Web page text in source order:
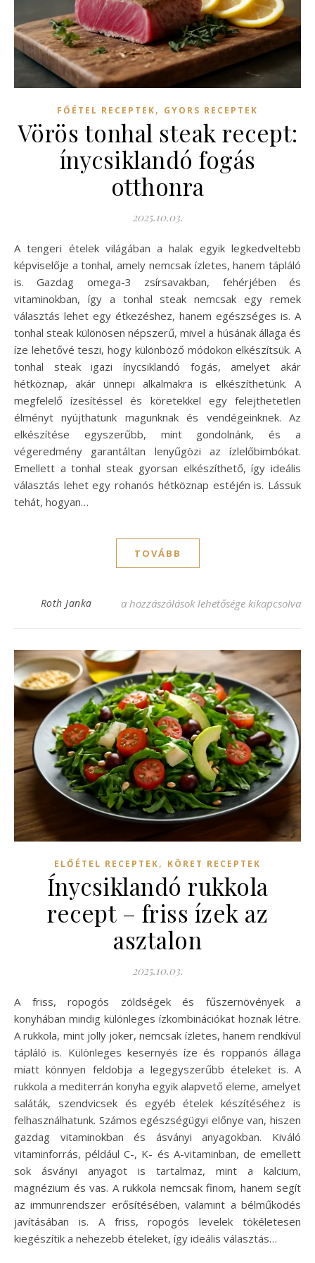
FŐÉTEL RECEPTEK, GYORS RECEPTEK
Vörös tonhal steak recept:
ínycsiklandó fogás
otthonra
2025.10.03.
A tengeri ételek világában a halak egyik legkedveltebb
képviselője a tonhal, amely nemcsak ízletes, hanem tápláló
is. Gazdag omega-3 zsírsavakban, fehérjében és
vitaminokban, így a tonhal steak nemcsak egy remek
választás lehet egy étkezéshez, hanem egészséges is. A
tonhal steak különösen népszerű, mivel a húsának állaga és
íze lehetővé teszi, hogy különböző módokon elkészítsük. A
tonhal steak igazi ínycsiklandó fogás, amelyet akár
hétköznap, akár ünnepi alkalmakra is elkészíthetünk. A
megfelelő ízesítéssel és köretekkel egy felejthetetlen
élményt nyújthatunk magunknak és vendégeinknek. Az
elkészítése egyszerűbb, mint gondolnánk, és a
végeredmény garantáltan lenyűgözi az ízlelőbimbókat.
Emellett a tonhal steak gyorsan elkészíthető, így ideális
választás lehet egy rohanós hétköznap estéjén is. Lássuk
tehát, hogyan…
TOVÁBB
Roth Janka Vörös tonhal steak recept: ínycsiklandó
a hozzászólások lehetősége kikapcsolva
ELŐÉTEL RECEPTEK, KÖRET RECEPTEK
Ínycsiklandó rukkola
recept – friss ízek az
asztalon
2025.10.03.
A friss, ropogós zöldségek és fűszernövények a
konyhában mindig különleges ízkombinációkat hoznak létre.
A rukkola, mint jolly joker, nemcsak ízletes, hanem rendkívül
tápláló is. Különleges kesernyés íze és roppanós állaga
miatt könnyen feldobja a legegyszerűbb ételeket is. A
rukkola a mediterrán konyha egyik alapvető eleme, amelyet
saláták, szendvicsek és egyéb ételek készítéséhez is
felhasználhatunk. Számos egészségügyi előnye van, hiszen
gazdag vitaminokban és ásványi anyagokban. Kiváló
vitaminforrás, például C-, K- és A-vitaminban, de emellett
sok ásványi anyagot is tartalmaz, mint a kalcium,
magnézium és vas. A rukkola nemcsak finom, hanem segít
az immunrendszer erősítésében, valamint a bélműködés
javításában is. A friss, ropogós levelek tökéletesen
kiegészítik a nehezebb ételeket, így ideális választás…